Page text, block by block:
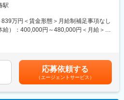
す。
ただきます。現職メンバーのフォロー体
能がよく、安価である為、売上が好調で
界では、No.1の地位です。売上比率が
常に安定していることがわかります。
グス化に伴い、連結決算や財務分析機能
るため、連結決算や財務分析を中心にグ
駅
万円＜賃金形態＞月給制補足事項なし
給）：400,000円～480,000円＜月給＞
までも目安の金額であり、選考を通じ
ます。月給(月額)は固定手当を含めた表記
応募依頼する
（エージェントサービス）